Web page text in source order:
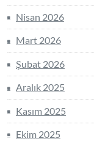
Nisan 2026
Mart 2026
Şubat 2026
Aralık 2025
Kasım 2025
Ekim 2025